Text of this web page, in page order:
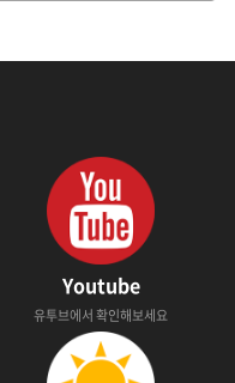
Youtube
유투브에서 확인해보세요